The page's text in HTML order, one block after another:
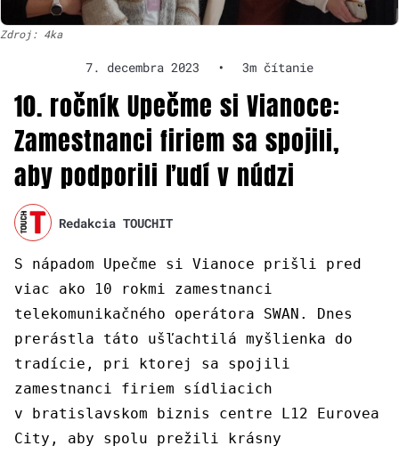
Zdroj: 4ka
7. decembra 2023 • 3m čítanie
10. ročník Upečme si Vianoce:
Zamestnanci firiem sa spojili,
aby podporili ľudí v núdzi
Redakcia TOUCHIT
S nápadom Upečme si Vianoce prišli pred
viac ako 10 rokmi zamestnanci
telekomunikačného operátora SWAN. Dnes
prerástla táto ušľachtilá myšlienka do
tradície, pri ktorej sa spojili
zamestnanci firiem sídliacich
v bratislavskom biznis centre L12 Eurovea
City, aby spolu prežili krásny